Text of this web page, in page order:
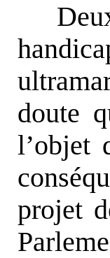
doute
l’objet
projet